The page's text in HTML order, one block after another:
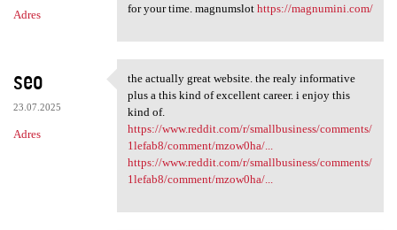
Adres
for your time. magnumslot https://magnumini.com/
seo
23.07.2025
Adres
the actually great website.
the actually great website. the realy informative
plus a this kind of excellent career. i enjoy this
kind of.
https://www.reddit.com/r/smallbusiness/comments/
1lefab8/comment/mzow0ha/...
https://www.reddit.com/r/smallbusiness/comments/
1lefab8/comment/mzow0ha/...